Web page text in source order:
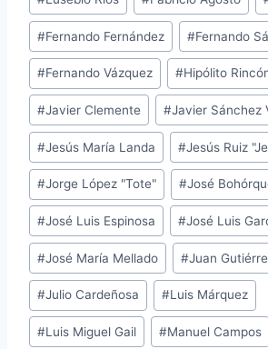
#Fernando Fernández #Fernando
#Fernando Vázquez #Hipólito
#Javier Clemente #Javier Sánchez
#Jesús María Landa #Jesús Ruiz
#Jorge López "Tote" #José
#José Luis Espinosa #José Luis
#José María Mellado #Juan
#Julio Cardeñosa #Luis Márquez
#Luis Miguel Gail #Manuel Campos